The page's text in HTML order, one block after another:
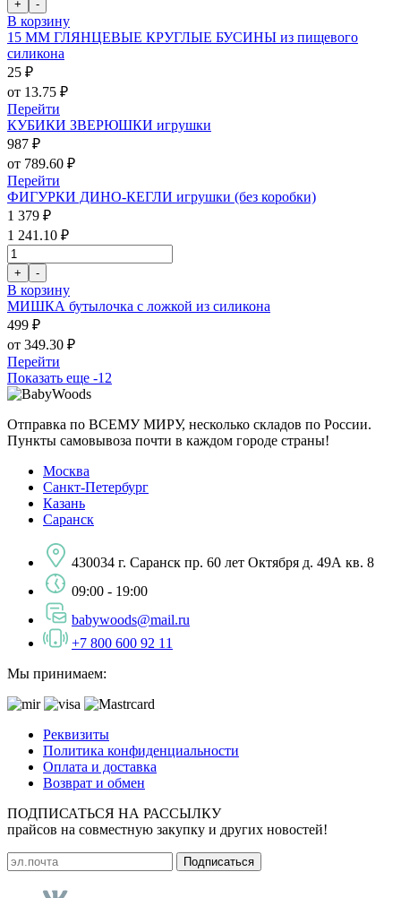
В корзину
15 ММ ГЛЯНЦЕВЫЕ КРУГЛЫЕ БУСИНЫ из пищевого
силикона
25 ₽
от 13.75 ₽
Перейти
КУБИКИ ЗВЕРЮШКИ игрушки
987 ₽
от 789.60 ₽
Перейти
ФИГУРКИ ДИНО-КЕГЛИ игрушки (без коробки)
1 379 ₽
1 241.10 ₽
В корзину
МИШКА бутылочка с ложкой из силикона
499 ₽
от 349.30 ₽
Перейти
Показать еще -12
Отправка по ВСЕМУ МИРУ, несколько складов по России.
Пункты самовывоза почти в каждом городе страны!
Москва
Санкт-Петербург
Казань
Саранск
430034 г. Саранск пр. 60 лет Октября д. 49А кв. 8
09:00 - 19:00
babywoods@mail.ru
+7 800 600 92 11
Мы принимаем:
Реквизиты
Политика конфиденциальности
Оплата и доставка
Возврат и обмен
ПОДПИСАТЬСЯ НА РАССЫЛКУ
прайсов на совместную закупку и других новостей!